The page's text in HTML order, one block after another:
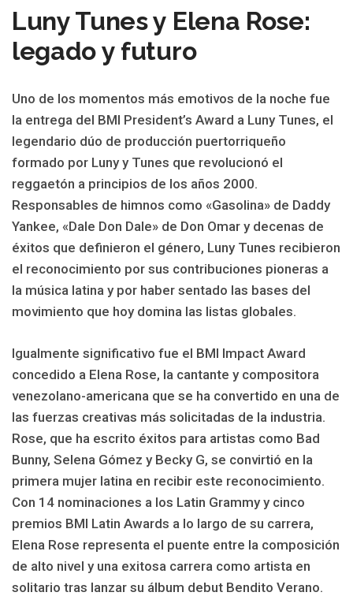
Luny Tunes y Elena Rose:
legado y futuro
Uno de los momentos más emotivos de la noche fue
la entrega del BMI President’s Award a Luny Tunes, el
legendario dúo de producción puertorriqueño
formado por Luny y Tunes que revolucionó el
reggaetón a principios de los años 2000.
Responsables de himnos como «Gasolina» de Daddy
Yankee, «Dale Don Dale» de Don Omar y decenas de
éxitos que definieron el género, Luny Tunes recibieron
el reconocimiento por sus contribuciones pioneras a
la música latina y por haber sentado las bases del
movimiento que hoy domina las listas globales.
Igualmente significativo fue el BMI Impact Award
concedido a Elena Rose, la cantante y compositora
venezolano-americana que se ha convertido en una de
las fuerzas creativas más solicitadas de la industria.
Rose, que ha escrito éxitos para artistas como Bad
Bunny, Selena Gómez y Becky G, se convirtió en la
primera mujer latina en recibir este reconocimiento.
Con 14 nominaciones a los Latin Grammy y cinco
premios BMI Latin Awards a lo largo de su carrera,
Elena Rose representa el puente entre la composición
de alto nivel y una exitosa carrera como artista en
solitario tras lanzar su álbum debut Bendito Verano.